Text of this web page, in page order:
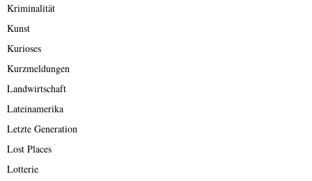
Kriminalität
Kunst
Kurioses
Kurzmeldungen
Landwirtschaft
Lateinamerika
Letzte Generation
Lost Places
Lotterie